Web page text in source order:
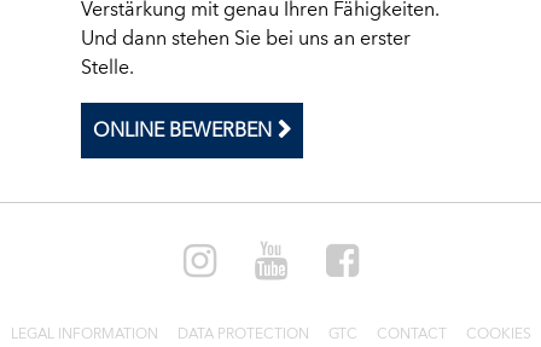
Verstärkung mit genau Ihren Fähigkeiten.
Und dann stehen Sie bei uns an erster
Stelle.
ONLINE BEWERBEN
LEGAL INFORMATION DATA PROTECTION GTC CONTACT COOKIES